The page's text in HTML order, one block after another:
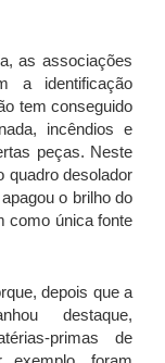
as associações
a identificação
tem conseguido
incêndios e
peças. Neste
quadro desolador
o brilho do
como única fonte
depois que a
destaque,
primas de